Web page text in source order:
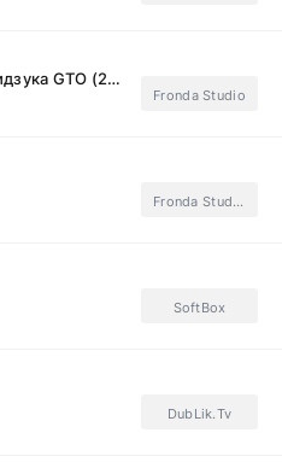
Крутой учитель Онидзука GTO (2026)
Fronda Studio
Fronda Studio, Субтитры, ФСГ Мания.Subtitles
SoftBox
DubLik.Tv